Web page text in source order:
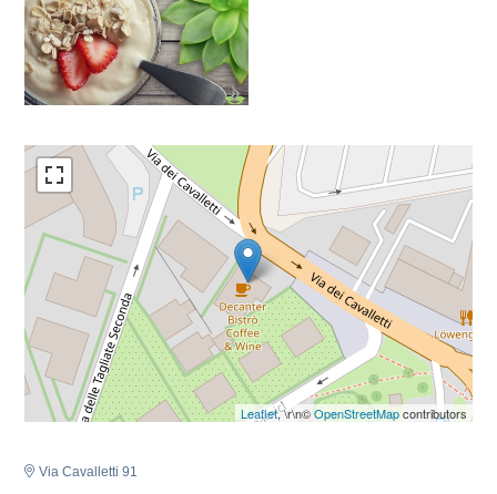
Leaflet, \r\n©OpenStreetMapcontributors
Via Cavalletti 91